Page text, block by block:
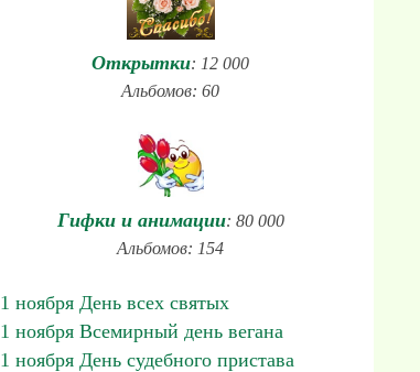
Открытки: 12 000
Альбомов: 60
Гифки и анимации: 80 000
Альбомов: 154
1 ноября День всех святых
1 ноября Всемирный день вегана
1 ноября День судебного пристава